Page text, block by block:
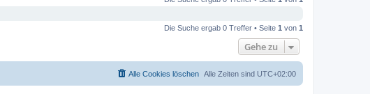
Die Suche ergab 0 Treffer • Seite 1 von 1
Gehe zu
Alle Zeiten sind UTC+02:00
Alle Cookies löschen